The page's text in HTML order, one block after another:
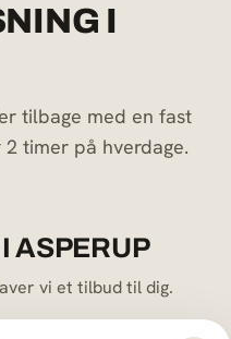
I
tilbage med en fast
timer på hverdage.
ASPERUP
vi et tilbud til dig.